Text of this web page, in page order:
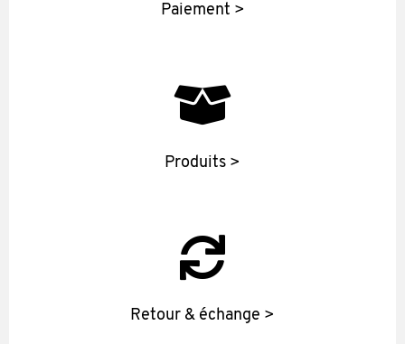
Paiement >
Produits >
Retour & échange >